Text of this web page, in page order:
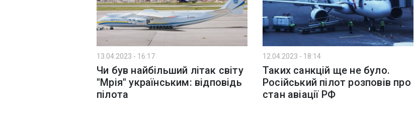
13.04.2023 - 16:17
Чи був найбільший літак світу
"Мрія" українським: відповідь
пілота
12.04.2023 - 18:14
Таких санкцій ще не було.
Російський пілот розповів про
стан авіації РФ